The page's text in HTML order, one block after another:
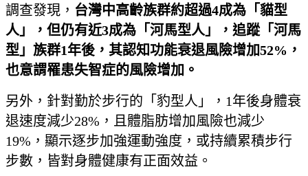
調查發現， 台灣中高齡族群約超過4成為「貓型
人」，但仍有近3成為「河馬型人」，追蹤「河馬
型」族群1年後，其認知功能衰退風險增加52%，
也意謂罹患失智症的風險增加。
另外，針對勤於步行的「豹型人」，1年後身體衰
退速度減少28%，且體脂肪增加風險也減少
19%，顯示逐步加強運動強度，或持續累積步行
步數，皆對身體健康有正面效益。